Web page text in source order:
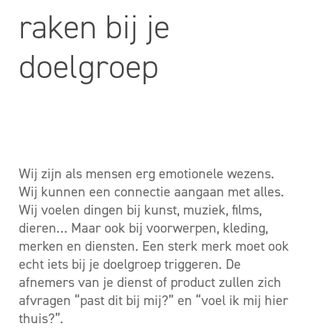
raken bij je
doelgroep
Wij zijn als mensen erg emotionele wezens.
Wij kunnen een connectie aangaan met alles.
Wij voelen dingen bij kunst, muziek, films,
dieren… Maar ook bij voorwerpen, kleding,
merken en diensten. Een sterk merk moet ook
echt iets bij je doelgroep triggeren. De
afnemers van je dienst of product zullen zich
afvragen “past dit bij mij?” en “voel ik mij hier
thuis?”.